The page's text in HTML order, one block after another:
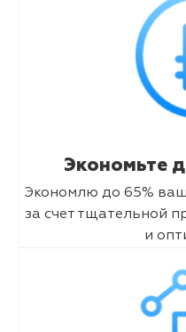
Экономьте
Экономлю до 65%
за счет тщательной
и